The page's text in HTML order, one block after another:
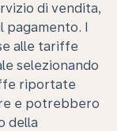
di vendita,
pagamento. I
alle tariffe
selezionando
riportate
e potrebbero
della